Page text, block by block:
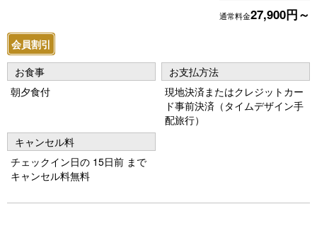
s
通常料金27,900円～
会員割引
お食事
朝夕食付
お支払方法
現地決済またはクレジットカー
ド事前決済（タイムデザイン手
配旅行）
キャンセル料
チェックイン日の 15日前 まで
キャンセル料無料